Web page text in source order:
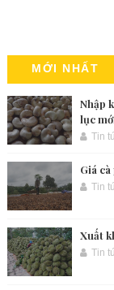
MỚI NHẤT
Nhập
lục
Tin
Giá
Tin
Xuất
Tin